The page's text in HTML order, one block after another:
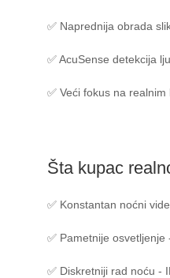
✅ Naprednija obrada
✅ AcuSense detekcija
✅ Veći fokus na
Šta kupac
✅ Konstantan noćni
✅ Pametnije osvetljenje
✅ Diskretniji rad noću -